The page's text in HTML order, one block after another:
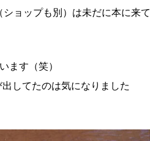
ョップも別）は未だに本に来て
ます（笑）
してたのは気になりました